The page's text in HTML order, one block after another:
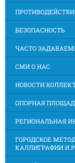
БЕЗОПАСНОСТЬ
ЧАСТО
СМИ О НАС
НОВОСТИ
ОПОРНАЯ
РЕГИОНАЛЬНАЯ
ГОРОДСКОЕ
КАЛЛИГРАФИИ И